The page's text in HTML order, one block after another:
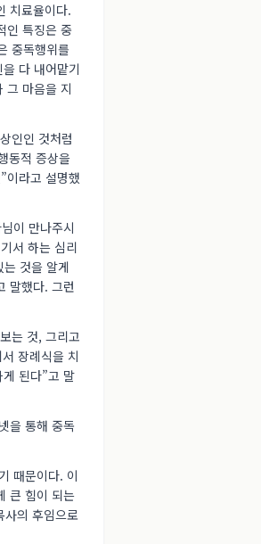
치료율이다.
인 특징은 중
중독행위를
다 내어맡기
그 마음을 지
인인 것처럼
동적 증상을
이라고 설명했
이 만나주시
서 하는 심리
것을 알게
말했다. 그런
는 것, 그리고
장례식을 치
된다”고 말
을 통해 중독
때문이다. 이
큰 힘이 되는
사의 후임으로